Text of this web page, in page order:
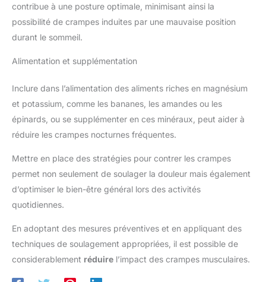
contribue à une posture optimale, minimisant ainsi la
possibilité de crampes induites par une mauvaise position
durant le sommeil.
Alimentation et supplémentation
Inclure dans l’alimentation des aliments riches en magnésium
et potassium, comme les bananes, les amandes ou les
épinards, ou se supplémenter en ces minéraux, peut aider à
réduire les crampes nocturnes fréquentes.
Mettre en place des stratégies pour contrer les crampes
permet non seulement de soulager la douleur mais également
d’optimiser le bien-être général lors des activités
quotidiennes.
En adoptant des mesures préventives et en appliquant des
techniques de soulagement appropriées, il est possible de
considerablement réduire l’impact des crampes musculaires.